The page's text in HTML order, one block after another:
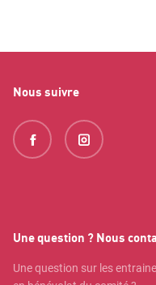
Nous suivre
Une question ? Nous
Une question sur les